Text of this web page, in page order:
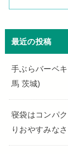
最近の投稿
手ぶらバーベ
馬 茨城)
寝袋はコンパ
りおやすみな